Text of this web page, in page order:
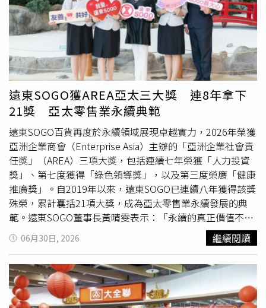
目前已要求相關業者全面下架涉及油品及加工產品，並公告
退換貨資訊，同時配合後續追查作業。針對遭點名使用由高
聖泰公司供應的「福壽健味香油3L」部分批號產品，饗賓集
團表示，公司早在上周透過新聞得知上游供應商涉及油品爭
議時，當時主管機關公布的問題品項僅限於大豆沙拉油，但
基於最高食安警戒原則，在官方稽查尚未擴及香油等複方油
品前，即主動展開預防性處置，將該供應商提供的香油全面
停用、下架及封存，以降低任何可能的食品安全風險。饗賓
集團也說明，針對主管機關先前公布的大豆沙拉油問題品
項，公司第一時間即完成全面盤點，並依照官方公告資料及
供應商資訊逐項比對，確認全台各門市使用的大成大豆沙拉
油，不屬於此次中聯油脂事件公告的問題產品，因此相關沙
拉油品項經查均無涉此次事件。對於此次因上游供應商香油
產品引發社會關注，饗賓集團表示深感遺憾，並重申食品安
全始終是企業最重要、不可妥協的原則。除全力配合中央及
地方衛生主管機關後續調查外，也已同步啟動供應鏈升級計
畫，未來將持續強化原物料驗收、供應商管理、產品溯源及
自主檢驗機制，以更高標準把關食品安全，維護消費者用餐
權益與信賴。隨著中聯油脂致癌油事件持續擴大，主管機關
也正持續更新問題油品流向及受影響產品名單，並要求相關
業者完成預防性下架、封存及回收作業，提醒消費者可透過
食藥署及各地方衛生局公布的最新資訊，查詢受影響產品及
遠東SOGO獲AREA亞太三大獎 連8年拿下
21獎 亞太零售業永續典範
遠東SOGO百貨再度於永續領域展現卓越實力，2026年榮獲
亞洲企業商會（Enterprise Asia）主辦的「亞洲企業社會責
任獎」（AREA）三項大獎，包括連續七年榮獲「人力投資
獎」、第七度獲得「綠色領導獎」，以及第三度榮膺「健康
推廣獎」。自2019年以來，遠東SOGO已連續八年獲得該獎
殊榮，累計囊括21項大獎，成為亞太零售業永續發展的典
範。遠東SOGO董事長黃晴雯表示：「永續的真正價值不僅
在於企業自身的努力，更在於能否帶動更多人共同參與。我
們希望透過零售通路的影響力，讓永續成為消費者、供應商
及社會大眾的日常行動，進一步創造更大的社會價值。」遠
東SOGO忠孝館Fresh Mart創百貨第一、導入生鮮容器rPET
托盤，以常態性回收贈點活動，攜手消費者共同實現循環經
濟。（照片提供／遠東SOGO）遠東SOGO以「節能減排、
06月30日, 2026 繼續閱讀